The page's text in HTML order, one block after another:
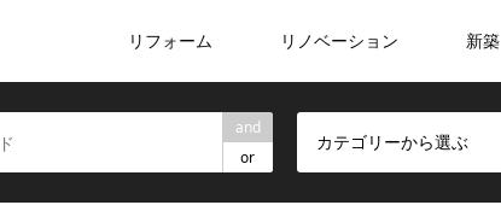
リフォーム リノベーション 新築
and
or
カテゴリーから選ぶ